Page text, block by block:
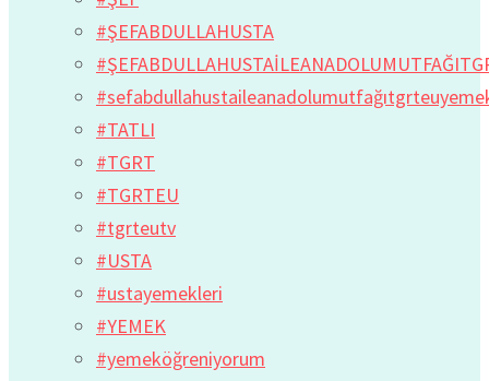
#ŞEFABDULLAHUSTA
#TATLI
#TGRT
#TGRTEU
#tgrteutv
#USTA
#ustayemekleri
#YEMEK
#yemeköğreniyorum